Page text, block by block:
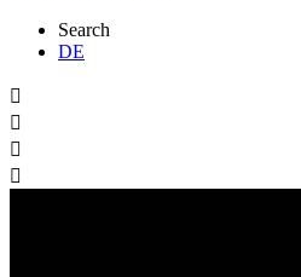
Search
DE



